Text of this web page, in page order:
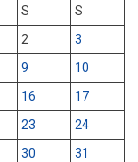
S
S
2
3
9
10
16
17
23
24
30 31